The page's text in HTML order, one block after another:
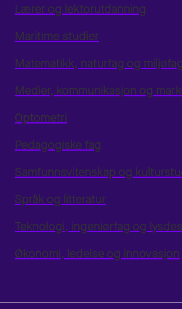
Lærer og lektorutdanning
Maritime studier
Matematikk, naturfag og miljøfag
Medier, kommunikasjon og
Optometri
Pedagogiske fag
Samfunnsvitenskap og
Språk og litteratur
Teknologi, ingeniørfag og
Økonomi, ledelse og innovasjon